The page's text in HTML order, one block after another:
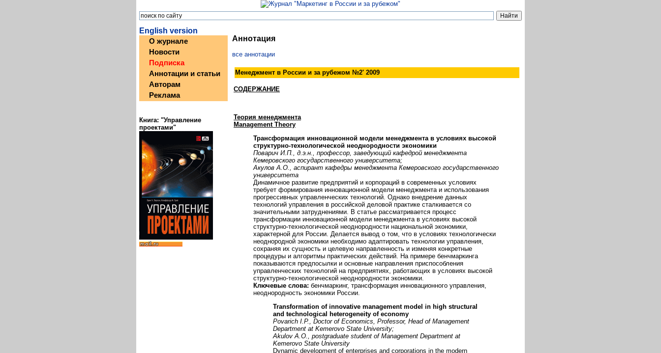
English version
О журнале
Новости
Подписка
Аннотации и статьи
Авторам
Реклама
Книга: "Управление
проектами"
Аннотация
все аннотации
Менеджмент в России и за рубежом №2' 2009
СОДЕРЖАНИЕ
Теория менеджмента
Management Theory
Трансформация инновационной модели менеджмента в условиях высокой
структурно-технологической неоднородности экономики
Поварич И.П., д.э.н., профессор, заведующий кафедрой менеджмента
Кемеровского государственного университета;
Акулов А.О., аспирант кафедры менеджмента Кемеровского государственного
университета
Динамичное развитие предприятий и корпораций в современных условиях
требует формирования инновационной модели менеджмента и использования
прогрессивных управленческих технологий. Однако внедрение данных
технологий управления в российской деловой практике сталкивается со
значительными затруднениями. В статье рассматривается процесс
трансформации инновационной модели менеджмента в условиях высокой
структурно-технологической неоднородности национальной экономики,
характерной для России. Делается вывод о том, что в условиях технологически
неоднородной экономики необходимо адаптировать технологии управления,
сохраняя их сущность и целевую направленность и изменяя конкретные
процедуры и алгоритмы практических действий. На примере бенчмаркинга
показываются предпосылки и основные направления приспособления
управленческих технологий на предприятиях, работающих в условиях высокой
структурно-технологической неоднородности экономики.
Ключевые слова: бенчмаркинг, трансформация инновационного управления,
неоднородность экономики России.
Transformation of innovative management model in high structural
and technological heterogeneity of economy
Povarich I.P., Doctor of Economics, Professor, Head of Management
Department at Kemerovo State University;
Akulov A.O., postgraduate student of Management Department at
Kemerovo State University
Dynamic development of enterprises and corporations in the modern